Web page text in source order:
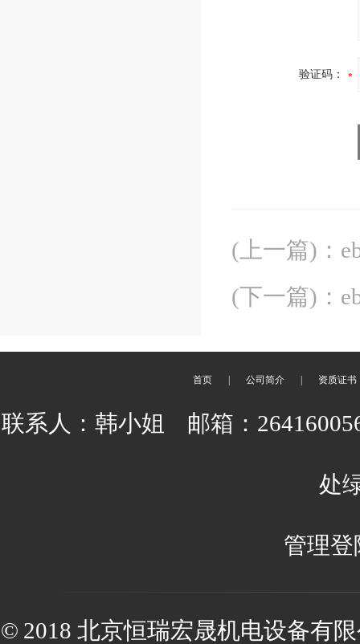
验证码：
(上一篇) ：
(下一篇) ：
首页 公司简介 资质证书
联系人：韩小姐 邮箱：
处
管理登
© 2018 北京恒瑞宏晟机电设备有